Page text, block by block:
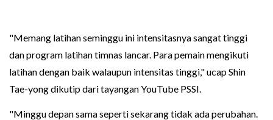
"Memang latihan seminggu ini intensitasnya sangat tinggi
dan program latihan timnas lancar. Para pemain mengikuti
latihan dengan baik walaupun intensitas tinggi," ucap Shin
Tae-yong dikutip dari tayangan YouTube PSSI.
"Minggu depan sama seperti sekarang tidak ada perubahan.